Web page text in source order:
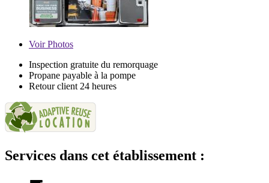
VoirPhotos
Inspection gratuite du remorquage
Propane payable à la pompe
Retour client 24 heures
Services dans cet établissement :